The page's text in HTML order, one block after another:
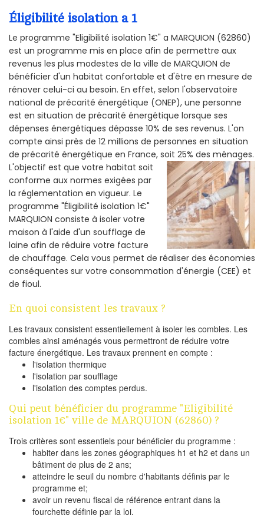
Éligibilité isolation a 1
Le programme "Eligibilité isolation 1€" a MARQUION (62860)
est un programme mis en place afin de permettre aux
revenus les plus modestes de la ville de MARQUION de
bénéficier d'un habitat confortable et d'être en mesure de
rénover celui-ci au besoin. En effet, selon l'observatoire
national de précarité énergétique (ONEP), une personne
est en situation de précarité énergétique lorsque ses
dépenses énergétiques dépasse 10% de ses revenus. L'on
compte ainsi près de 12 millions de personnes en situation
de précarité énergétique en France, soit 25% des ménages.
L'objectif est que votre habitat soit
conforme aux normes exigées par
la réglementation en vigueur. Le
programme "Éligibilité isolation 1€"
MARQUION consiste à isoler votre
maison à l'aide d'un soufflage de
laine afin de réduire votre facture
de chauffage. Cela vous permet de réaliser des économies
conséquentes sur votre consommation d'énergie (CEE) et
de fioul.
En quoi consistent les travaux ?
Les travaux consistent essentiellement à isoler les combles. Les
combles ainsi aménagés vous permettront de réduire votre
facture énergétique. Les travaux prennent en compte :
l'isolation thermique
l'isolation par soufflage
l'isolation des comptes perdus.
Qui peut bénéficier du programme "Eligibilité
isolation 1€" ville de MARQUION (62860) ?
Trois critères sont essentiels pour bénéficier du programme :
habiter dans les zones géographiques h1 et h2 et dans un
bâtiment de plus de 2 ans;
atteindre le seuil du nombre d'habitants définis par le
programme et;
avoir un revenu fiscal de référence entrant dans la
fourchette définie par la loi.